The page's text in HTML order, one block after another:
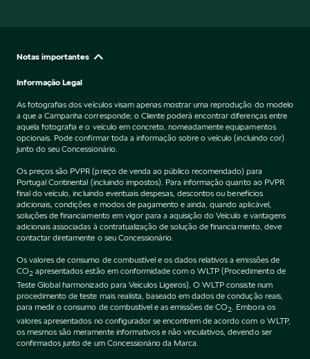
Notas importantes
Informação Legal
As fotografias dos veículos visam apenas mostrar uma reprodução do modelo
a que a Campanha corresponde; o Cliente poderá encontrar diferenças entre
aquela fotografia e o veículo em concreto, nomeadamente equipamentos
opcionais. Pode confirmar toda a informação sobre o veículo (incluindo cor)
junto do seu Concessionário.
Os preços são PVPR (preço de venda ao público recomendado) para
Portugal Continental (incluindo impostos). Para informação quanto ao PVPR
final do veículo, incluindo eventuais despesas, descontos ou benefícios
adicionais, condições e modos de pagamento e ainda, quando aplicável,
soluções de financiamento em vigor para a aquisição do Veículo e vantagens
adicionais associadas à contratualização de solução de financiamento, deve
contactar diretamente o seu Concessionário.
Os valores de consumo de combustível e os dados relativos a emissões de
CO2 apresentados estão em conformidade com o WLTP (Procedimento de
Teste Global harmonizado para Veículos Ligeiros). O WLTP consiste num
procedimento de teste mais realista, baseado em dados de condução reais,
para medir o consumo de combustível e as emissões de CO2 . Embora os
valores apresentados no configurador se encontrem de acordo com o WLTP,
os mesmos são meramente informativos e não vinculativos, devendo ser
confirmados junto de um Concessionário da Marca.